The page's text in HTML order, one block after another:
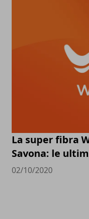
La super fibra
Savona: le
02/10/2020